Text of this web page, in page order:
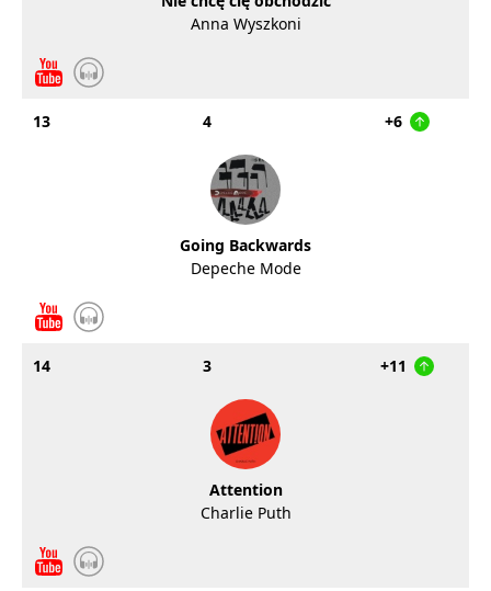
Anna Wyszkoni
13 4 +6
Going Backwards
Depeche Mode
14 3 +11
Attention
Charlie Puth